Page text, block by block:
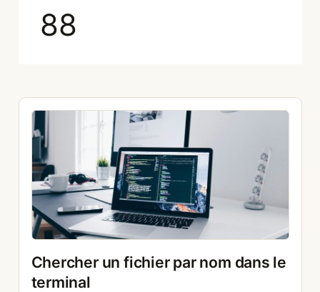
88
Chercher un fichier par nom dans le
terminal